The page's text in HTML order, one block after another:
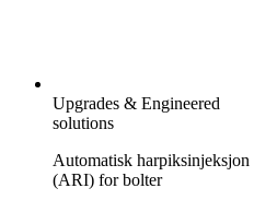
Upgrades & Engineered
solutions
Automatisk harpiksinjeksjon
(ARI) for bolter